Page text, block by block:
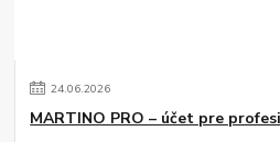
24.06.2026
MARTINO PRO – účet pre